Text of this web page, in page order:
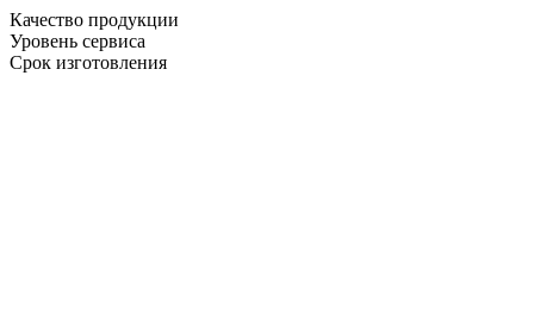
Качество продукции
Уровень сервиса
Срок изготовления